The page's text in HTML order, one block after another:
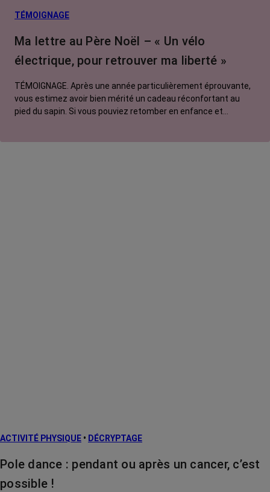
TÉMOIGNAGE
Ma lettre au Père Noël – « Un vélo
électrique, pour retrouver ma liberté »
TÉMOIGNAGE. Après une année particulièrement éprouvante,
vous estimez avoir bien mérité un cadeau réconfortant au
pied du sapin. Si vous pouviez retomber en enfance et
ACTIVITÉ PHYSIQUE • DÉCRYPTAGE
Pole dance : pendant ou après un cancer, c’est
possible !